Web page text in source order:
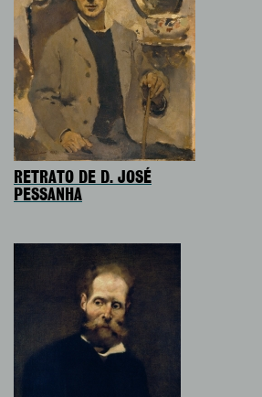
RETRATO DE D. JOSÉ
PESSANHA